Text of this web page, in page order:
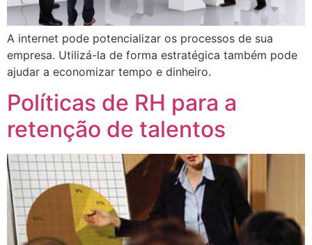
A internet pode potencializar os processos de sua
empresa. Utilizá-la de forma estratégica também pode
ajudar a economizar tempo e dinheiro.
Políticas de RH para a
retenção de talentos